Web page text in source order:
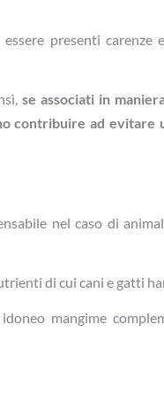
presenti carenze
se associati in
contribuire ad evitare
nel caso di
di cui cani e gatti
mangime